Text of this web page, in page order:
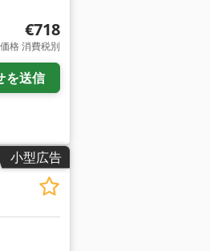
€718
格 消費税別
を送信
小型広告